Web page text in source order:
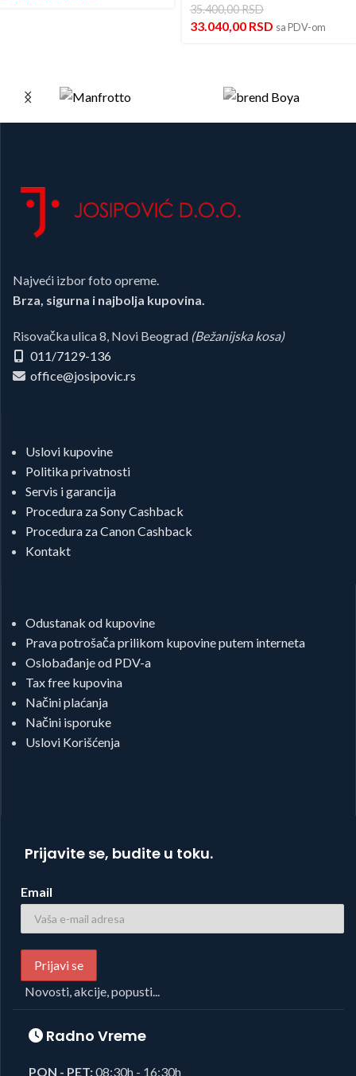
35.400,00RSD
33.040,00 RSD sa PDV-om
Najveći izbor foto opreme.
Brza, sigurna i najbolja kupovina.
Risovačka ulica 8, Novi Beograd (Bežanijska kosa)
011/7129-136
office@josipovic.rs
Uslovi kupovine
Politika privatnosti
Servis i garancija
Procedura za Sony Cashback
Procedura za Canon Cashback
Kontakt
Odustanak od kupovine
Prava potrošača prilikom kupovine putem interneta
Oslobađanje od PDV-a
Tax free kupovina
Načini plaćanja
Načini isporuke
Uslovi Korišćenja
Prijavite se, budite u toku.
Email
Novosti, akcije, popusti...
Radno Vreme
PON - PET:08:30h - 16:30h